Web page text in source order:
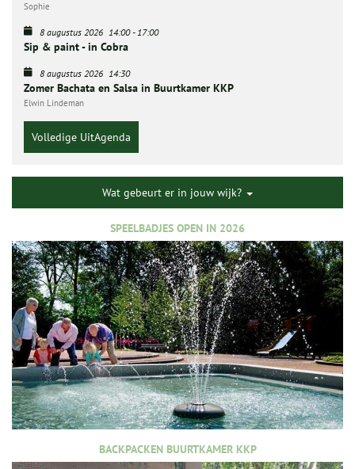
Sophie
8 augustus 2026 14:00-17:00
Sip & paint - in Cobra
8 augustus 2026 14:30
Zomer Bachata en Salsa in Buurtkamer KKP
Elwin Lindeman
Volledige UitAgenda
Wat gebeurt er in jouw wijk?
SPEELBADJES OPEN IN 2026
BACKPACKEN BUURTKAMER KKP